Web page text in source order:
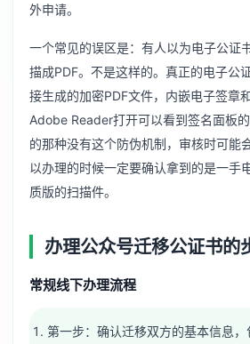
外申请。
一个常见的误区是：有人以为电子公证
描成PDF。不是这样的。真正的电子公
接生成的加密PDF文件，内嵌电子签章
Adobe Reader打开可以看到签名面板
的那种没有这个防伪机制，审核时可能
以办理的时候一定要确认拿到的是一手
质版的扫描件。
办理公众号迁移公证书的
常规线下办理流程
第一步：确认迁移双方的基本信息